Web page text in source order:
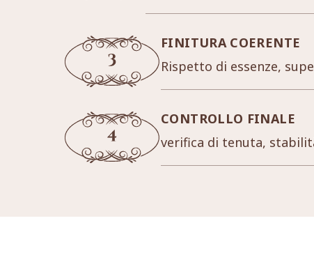
FINITURA COERENTE
Rispetto di essenze,
CONTROLLO FINALE
verifica di tenuta,